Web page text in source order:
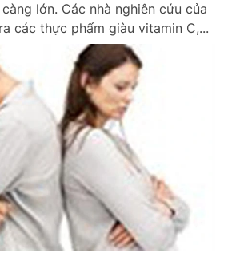
lớn. Các nhà nghiên cứu của
các thực phẩm giàu vitamin C,...